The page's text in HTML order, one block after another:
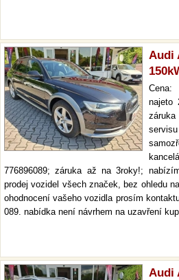
Audi
Cena:
najeto
776896089; záruka až na 3roky!;
prodej vozidel všech značek, bez ohledu
ohodnocení vašeho vozidla prosím
089. nabídka není návrhem na uzavření
Audi